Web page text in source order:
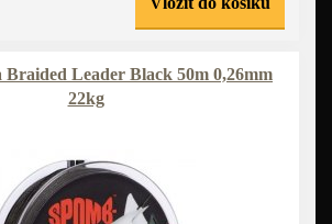
Braided Leader Black 50m 0,26mm
22kg